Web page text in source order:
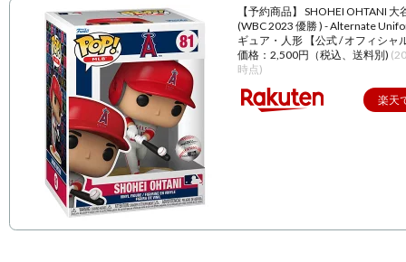
【予約商品】 SHOHEI OHTANI 大
(WBC 2023 優勝 ) - Alternate
ギュア・人形 【公式 / オフィシャ
価格：2,500円（税込、送料別)
時点)
楽天